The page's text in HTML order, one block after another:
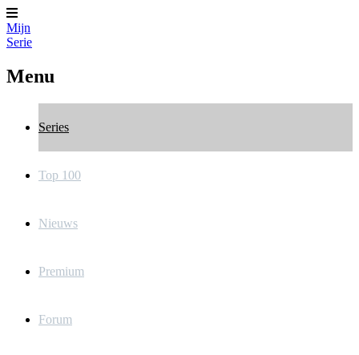
Mijn
Serie
Menu
Series
Top 100
Nieuws
Premium
Forum